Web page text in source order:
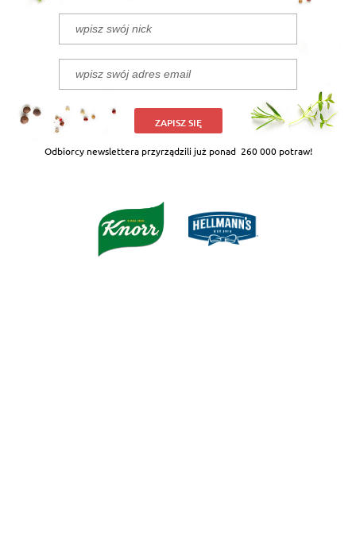
ZAPISZ SIĘ
Odbiorcy newslettera przyrządzili już ponad 260 000 potraw!